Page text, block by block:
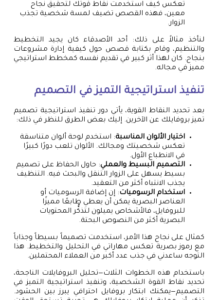
تعكس كيف استخدمت نقاط قوتك لتحقيق نجاح
معين، فهذه القصص تضيف لمسة شخصية تجذب
الزوار.
لنأخذ مثالاً على ذلك: أحد الأصدقاء كان يجيد التخطيط
والتنظيم، وقام بكتابة قصص حول كيفية إدارة مشروعات
بنجاح. كان لهذا أثر كبير في تقديم نفسه كمخطط استراتيجي
مميز في مجاله.
تنفيذ استراتيجية التميز في التصميم
بعد تحديد النقاط القوية، يأتي دور تنفيذ استراتيجية تصميم
تميز بروفايلك عن الآخرين. إليك بعض الطرق للنظر في ذلك:
اختيار الألوان المناسبة: استخدم لوحة ألوان متناسقة
تعكس شخصيتك ومجالك. الألوان تلعب دورًا كبيرًا
في الانطباع الأول.
التصميم البسيط والعملي: حاول الحفاظ على تصميم
بسيط يسهل على الزوار التنقل والبحث فيه. التنظيف
يجذب الانتباه أكثر من التعقيد.
استخدام الرسوميات: إن إضافة الرسوميات أو
العناصر البصرية يمكن أن يعطي طابعًا مميزًا
للبروفايل، فالأشخاص يميلون لتذكُّر المحتويات
البصرية أكثر من النصوص البحتة.
كمثال على نجاح هذا الأمر، استخدمت تصميماً بسيطاً وجذاباً
مع رموز بصرية تعكس مهاراتي في التحليل والتخطيط. هذا
التوجه ساعدني في جذب عدد أكبر من العملاء المحتملين.
باستخدام هذه الخطوات الثلاث—تحليل البروفايلات الناجحة،
تحديد نقاط القوة الشخصية، وتنفيذ استراتيجية التميز في
التصميم—يمكنك ابتكار بروفايل احترافي يبرز بين الحشود.